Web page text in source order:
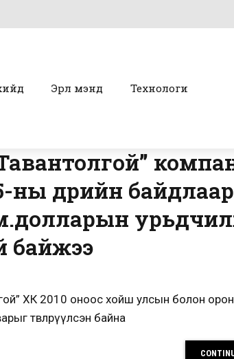
Эрүүл мэнд Технологи
ны өдрийн
байжээ
ХК 2010 оноос хойш улсын болон орон
төвлөрүүлсэн байна